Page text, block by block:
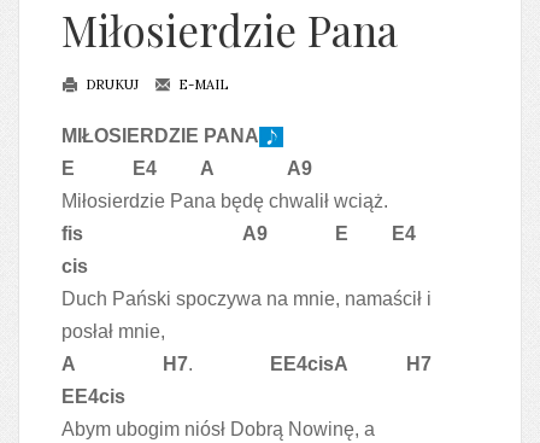
Miłosierdzie Pana
DRUKUJ E-MAIL
MIŁOSIERDZIE PANA
E E4
A
A9
Miłosierdzie Pana będę chwalił wciąż.
fis
A9
E E4
cis
Duch Pański spoczywa na mnie, namaścił i
posłał mnie,
A
H7. EE4cisA
H7
EE4cis
Abym ubogim niósł Dobrą Nowinę, a